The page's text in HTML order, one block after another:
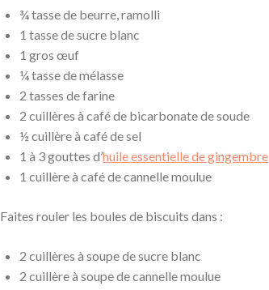
¾ tasse de beurre, ramolli
1 tasse de sucre blanc
1 gros œuf
¼ tasse de mélasse
2 tasses de farine
2 cuillères à café de bicarbonate de soude
½ cuillère à café de sel
1 à 3 gouttes d’huile essentielle de gingembre
1 cuillère à café de cannelle moulue
Faites rouler les boules de biscuits dans :
2 cuillères à soupe de sucre blanc
2 cuillère à soupe de cannelle moulue